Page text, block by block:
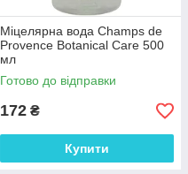
Міцелярна вода Champs de
Provence Botanical Care 500
мл
Готово до відправки
172 ₴
Купити